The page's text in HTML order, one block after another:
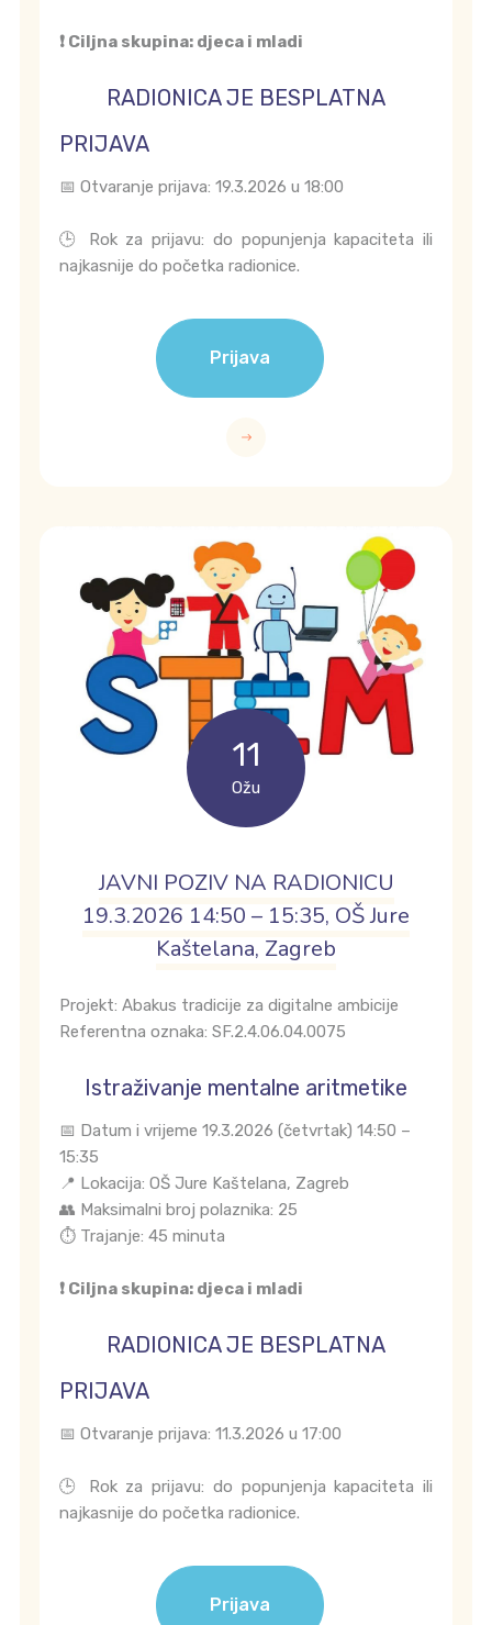
❗ Ciljna skupina: djeca i mladi
RADIONICA JE BESPLATNA
PRIJAVA
📅 Otvaranje prijava: 19.3.2026 u 18:00
🕒 Rok za prijavu: do popunjenja kapaciteta ili
najkasnije do početka radionice.
Prijava
11
Ožu
JAVNI POZIV NA RADIONICU
19.3.2026 14:50 – 15:35, OŠ Jure
Kaštelana, Zagreb
Projekt: Abakus tradicije za digitalne ambicije
Referentna oznaka: SF.2.4.06.04.0075
Istraživanje mentalne aritmetike
📅 Datum i vrijeme 19.3.2026 (četvrtak) 14:50 –
15:35
📍 Lokacija: OŠ Jure Kaštelana, Zagreb
👥 Maksimalni broj polaznika: 25
⏱️ Trajanje: 45 minuta
❗ Ciljna skupina: djeca i mladi
RADIONICA JE BESPLATNA
PRIJAVA
📅 Otvaranje prijava: 11.3.2026 u 17:00
🕒 Rok za prijavu: do popunjenja kapaciteta ili
najkasnije do početka radionice.
Prijava